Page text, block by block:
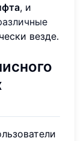
, и
везде.